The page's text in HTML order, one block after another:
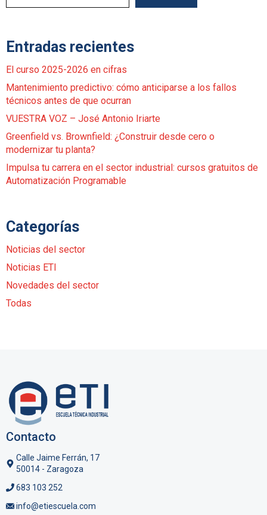
Entradas recientes
El curso 2025-2026 en cifras
Mantenimiento predictivo: cómo anticiparse a los fallos
técnicos antes de que ocurran
VUESTRA VOZ – José Antonio Iriarte
Greenfield vs. Brownfield: ¿Construir desde cero o
modernizar tu planta?
Impulsa tu carrera en el sector industrial: cursos gratuitos de
Automatización Programable
Categorías
Noticias del sector
Noticias ETI
Novedades del sector
Todas
Contacto
Calle Jaime Ferrán, 17
50014 - Zaragoza
683 103 252
info@etiescuela.com